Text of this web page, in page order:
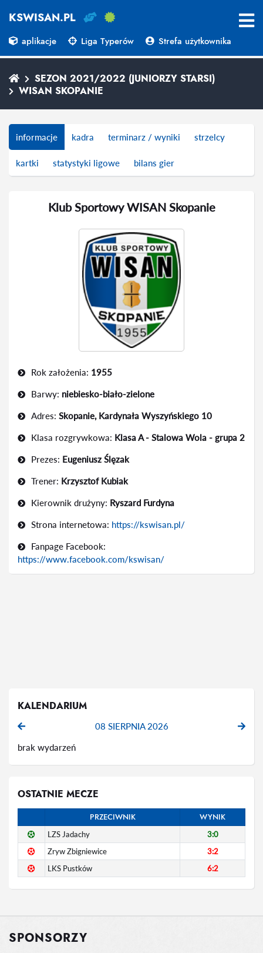
KSWISAN.PL
aplikacje Liga Typerów Strefa użytkownika
SEZON 2021/2022 (JUNIORZY STARSI)
WISAN SKOPANIE
informacje kadra terminarz / wyniki strzelcy
kartki statystyki ligowe bilans gier
Klub Sportowy WISAN Skopanie
Rok założenia: 1955
Barwy: niebiesko-biało-zielone
Adres: Skopanie, Kardynała Wyszyńskiego 10
Klasa rozgrywkowa: Klasa A - Stalowa Wola - grupa 2
Prezes: Eugeniusz Ślęzak
Trener: Krzysztof Kubiak
Kierownik drużyny: Ryszard Furdyna
Strona internetowa: https://kswisan.pl/
Fanpage Facebook:
https://www.facebook.com/kswisan/
KALENDARIUM
08 SIERPNIA 2026
brak wydarzeń
OSTATNIE MECZE
PRZECIWNIK WYNIK
LZS Jadachy
3:0
Zryw Zbigniewice
3:2
LKS Pustków
6:2
SPONSORZY